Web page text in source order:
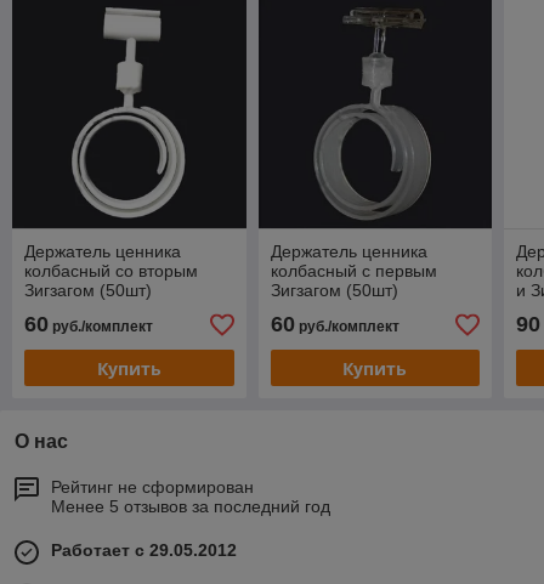
Держатель ценника
колбасный со вторым
Зигзагом (50шт)
60 руб./комплект
Купить
Держатель ценника
колбасный с первым
Зигзагом (50шт)
60руб./комплект
Купить
и
90
О нас
Рейтинг не сформирован
Менее 5 отзывов за последний год
Работает с 29.05.2012